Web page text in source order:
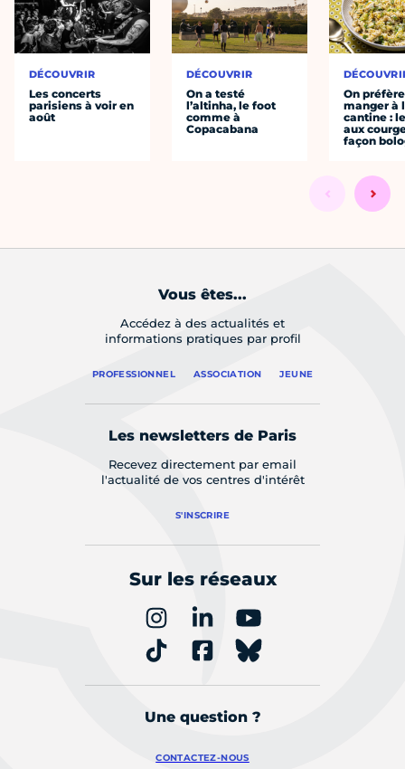
DÉCOUVRIR
Les concerts
parisiens à voir en
août
DÉCOUVRIR
On a testé
l’altinha, le foot
comme à
Copacabana
On préfère
manger à
cantine :
aux
façon
Vous êtes...
Accédez à des actualités et
informations pratiques par profil
PROFESSIONNEL ASSOCIATION JEUNE
Les newsletters de Paris
Recevez directement par email
l'actualité de vos centres d'intérêt
S'INSCRIRE
Sur les réseaux
Une question ?
CONTACTEZ-NOUS